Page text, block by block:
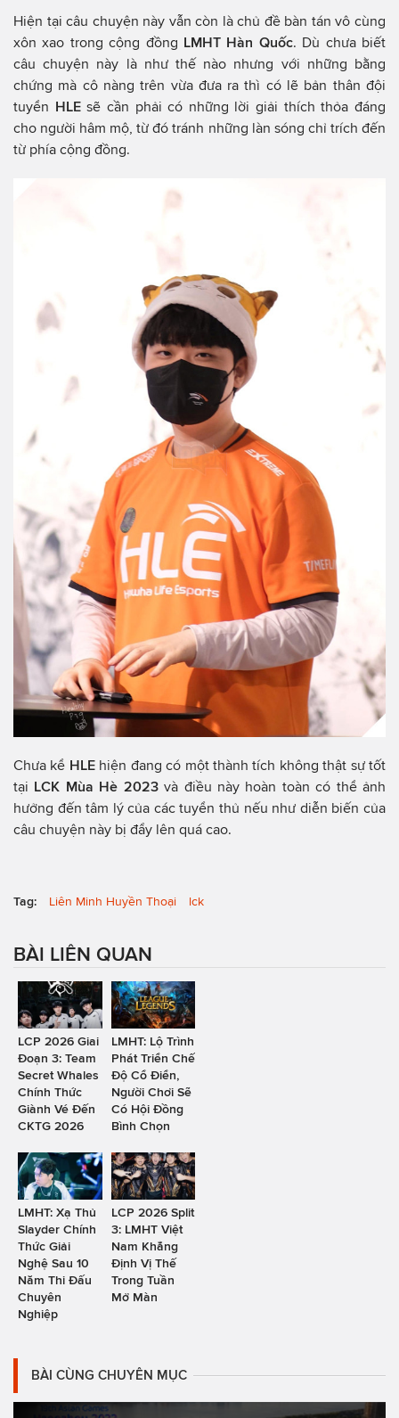
Hiện tại câu chuyện này vẫn còn là chủ đề bàn tán vô cùng
xôn xao trong cộng đồng LMHT Hàn Quốc. Dù chưa biết
câu chuyện này là như thế nào nhưng với những bằng
chứng mà cô nàng trên vừa đưa ra thì có lẽ bản thân đội
tuyển HLEsẽ cần phải có những lời giải thích thỏa đáng
cho người hâm mộ, từ đó tránh những làn sóng chỉ trích đến
từ phía cộng đồng.
Chưa kể HLE hiện đang có một thành tích không thật sự tốt
tại LCK Mùa Hè 2023và điều này hoàn toàn có thể ảnh
hưởng đến tâm lý của các tuyển thủ nếu như diễn biến của
câu chuyện này bị đẩy lên quá cao.
Tag: Liên Minh Huyền Thoại lck
BÀI LIÊN QUAN
LCP 2026 Giai
Đoạn 3: Team
Secret Whales
Chính Thức
Giành Vé Đến
CKTG 2026
LMHT: Lộ Trình
Phát Triển Chế
Độ Cổ Điển,
Người Chơi Sẽ
Có Hội Đồng
Bình Chọn
LMHT: Xạ Thủ
Slayder Chính
Thức Giải
Nghệ Sau 10
Năm Thi Đấu
Chuyên
Nghiệp
LCP 2026 Split
3: LMHT Việt
Nam Khẳng
Định Vị Thế
Trong Tuần
Mở Màn
BÀI CÙNG CHUYÊN MỤC